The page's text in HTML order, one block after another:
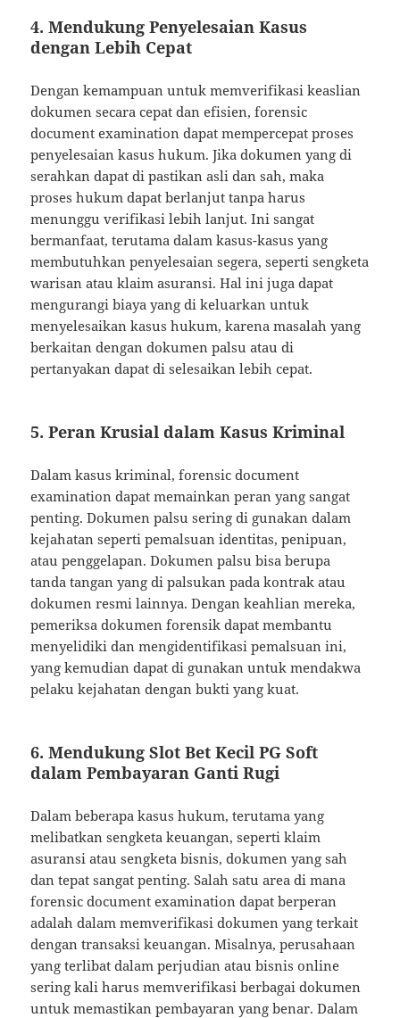
4. Mendukung Penyelesaian Kasus
dengan Lebih Cepat
Dengan kemampuan untuk memverifikasi keaslian
dokumen secara cepat dan efisien, forensic
document examination dapat mempercepat proses
penyelesaian kasus hukum. Jika dokumen yang di
serahkan dapat di pastikan asli dan sah, maka
proses hukum dapat berlanjut tanpa harus
menunggu verifikasi lebih lanjut. Ini sangat
bermanfaat, terutama dalam kasus-kasus yang
membutuhkan penyelesaian segera, seperti sengketa
warisan atau klaim asuransi. Hal ini juga dapat
mengurangi biaya yang di keluarkan untuk
menyelesaikan kasus hukum, karena masalah yang
berkaitan dengan dokumen palsu atau di
pertanyakan dapat di selesaikan lebih cepat.
5. Peran Krusial dalam Kasus Kriminal
Dalam kasus kriminal, forensic document
examination dapat memainkan peran yang sangat
penting. Dokumen palsu sering di gunakan dalam
kejahatan seperti pemalsuan identitas, penipuan,
atau penggelapan. Dokumen palsu bisa berupa
tanda tangan yang di palsukan pada kontrak atau
dokumen resmi lainnya. Dengan keahlian mereka,
pemeriksa dokumen forensik dapat membantu
menyelidiki dan mengidentifikasi pemalsuan ini,
yang kemudian dapat di gunakan untuk mendakwa
pelaku kejahatan dengan bukti yang kuat.
6. Mendukung Slot Bet Kecil PG Soft
dalam Pembayaran Ganti Rugi
Dalam beberapa kasus hukum, terutama yang
melibatkan sengketa keuangan, seperti klaim
asuransi atau sengketa bisnis, dokumen yang sah
dan tepat sangat penting. Salah satu area di mana
forensic document examination dapat berperan
adalah dalam memverifikasi dokumen yang terkait
dengan transaksi keuangan. Misalnya, perusahaan
yang terlibat dalam perjudian atau bisnis online
sering kali harus memverifikasi berbagai dokumen
untuk memastikan pembayaran yang benar. Dalam